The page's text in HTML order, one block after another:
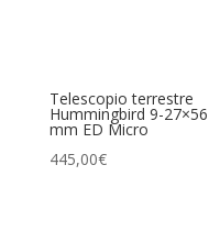
Telescopio terrestre
Hummingbird 9-27×56
mm ED Micro
445,00€